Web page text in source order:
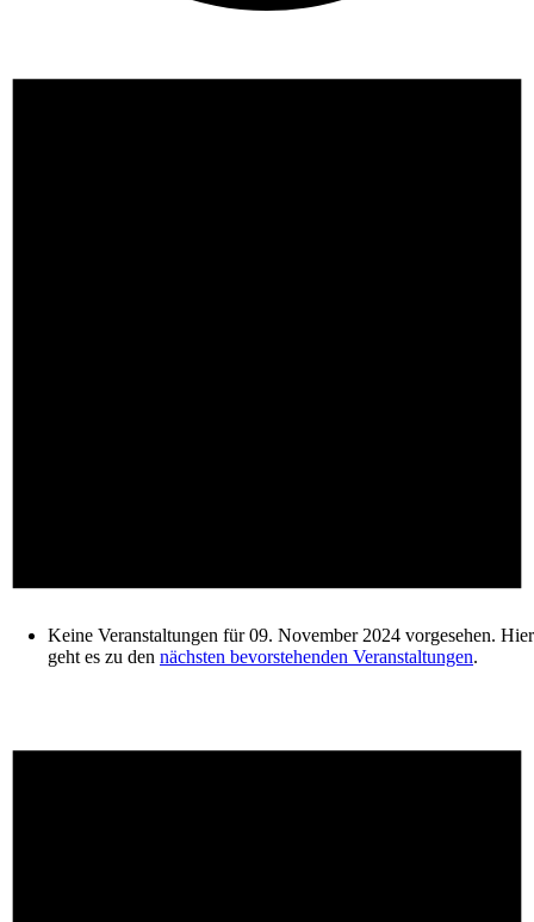
Keine Veranstaltungen für 09. November 2024 vorgesehen. Hier
geht es zu den nächsten bevorstehenden Veranstaltungen.